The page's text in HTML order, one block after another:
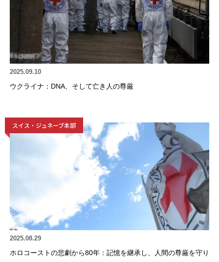
2025.09.10
ウクライナ：DNA、そして亡き人の尊厳
スイス・ジュネーブ本部
2025.08.29
ホロコーストの悲劇から80年：記憶を継承し、人間の尊厳を守り